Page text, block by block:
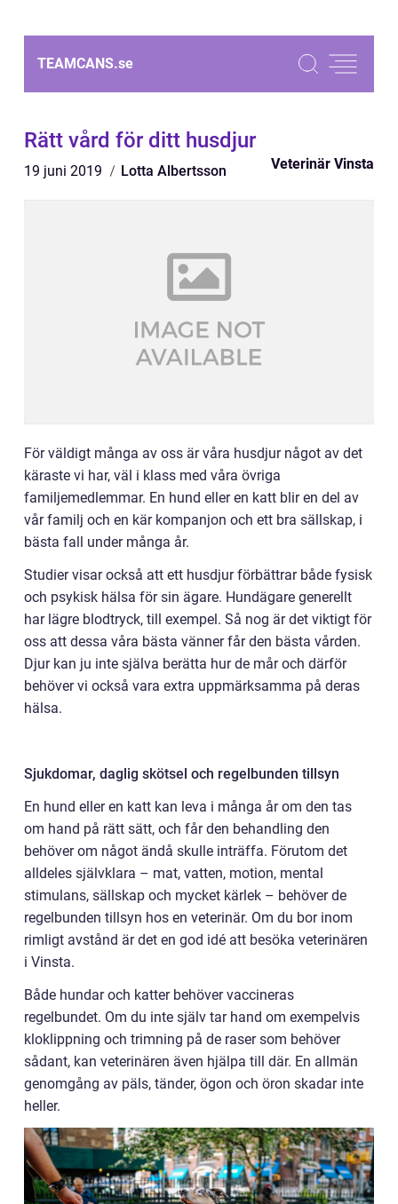
TEAMCANS.se
Rätt vård för ditt husdjur
19 juni 2019 Lotta Albertsson Veterinär Vinsta
För väldigt många av oss är våra husdjur något av det
käraste vi har, väl i klass med våra övriga
familjemedlemmar. En hund eller en katt blir en del av
vår familj och en kär kompanjon och ett bra sällskap, i
bästa fall under många år.
Studier visar också att ett husdjur förbättrar både fysisk
och psykisk hälsa för sin ägare. Hundägare generellt
har lägre blodtryck, till exempel. Så nog är det viktigt för
oss att dessa våra bästa vänner får den bästa vården.
Djur kan ju inte själva berätta hur de mår och därför
behöver vi också vara extra uppmärksamma på deras
hälsa.
Sjukdomar, daglig skötsel och regelbunden tillsyn
En hund eller en katt kan leva i många år om den tas
om hand på rätt sätt, och får den behandling den
behöver om något ändå skulle inträffa. Förutom det
alldeles självklara – mat, vatten, motion, mental
stimulans, sällskap och mycket kärlek – behöver de
regelbunden tillsyn hos en veterinär. Om du bor inom
rimligt avstånd är det en god idé att besöka veterinären
i Vinsta.
Både hundar och katter behöver vaccineras
regelbundet. Om du inte själv tar hand om exempelvis
kloklippning och trimning på de raser som behöver
sådant, kan veterinären även hjälpa till där. En allmän
genomgång av päls, tänder, ögon och öron skadar inte
heller.